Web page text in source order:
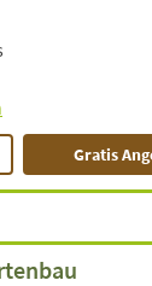
Gratis